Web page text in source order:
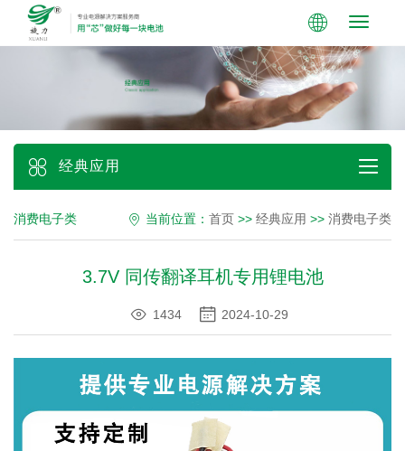
Toggle
经典应用
消费电子类 当前位置： 首页 >> 经典应用 >> 消费电子类
3.7V 同传翻译耳机专用锂电池
1434 2024-10-29